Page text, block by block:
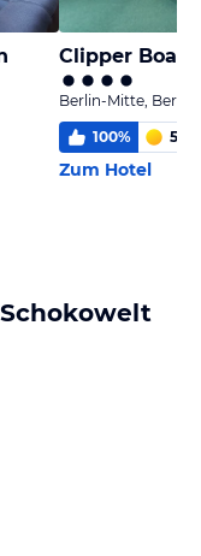
Berlin-Mitte, Berlin
100% 5,3
Zum Hotel